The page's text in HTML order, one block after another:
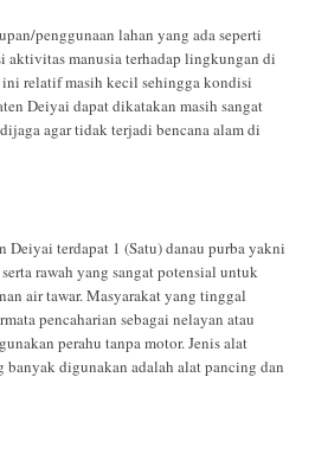
penggunaan lahan yang ada seperti
aktivitas manusia terhadap lingkungan di
relatif masih kecil sehingga kondisi
Deiyai dapat dikatakan masih sangat
agar tidak terjadi bencana alam di
Deiyai terdapat 1 (Satu) danau purba yakni
rawah yang sangat potensial untuk
air tawar. Masyarakat yang tinggal
pencaharian sebagai nelayan atau
perahu tanpa motor. Jenis alat
digunakan adalah alat pancing dan